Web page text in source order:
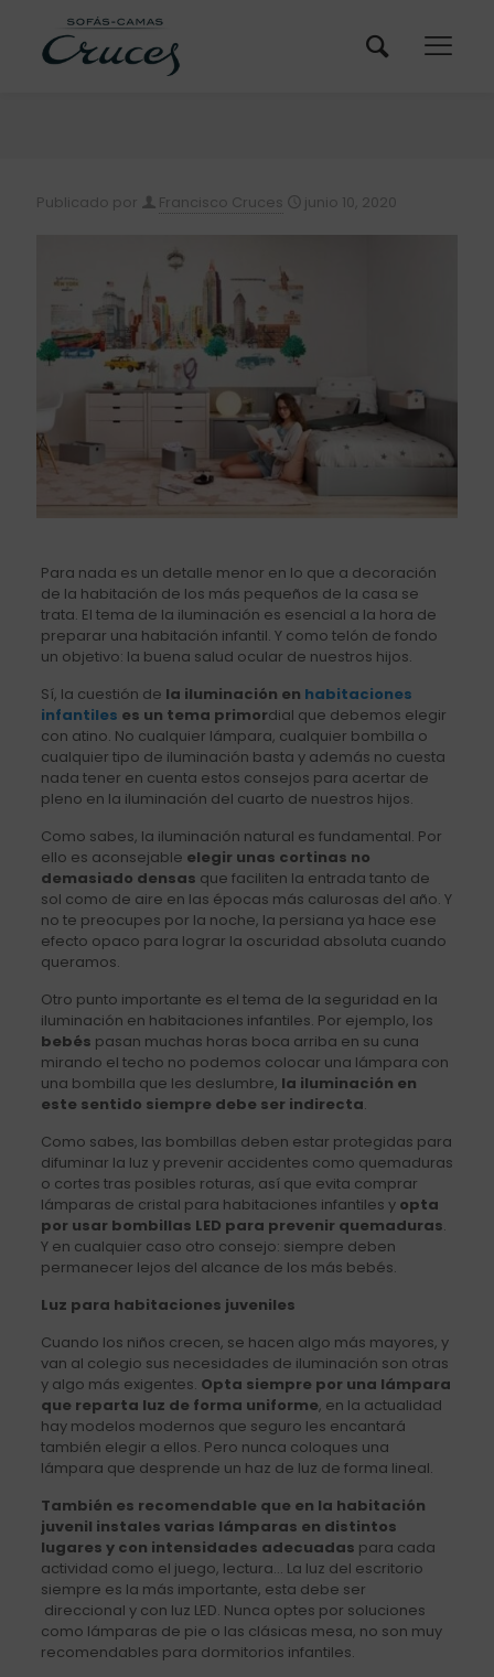
Publicado por Francisco Cruces junio 10, 2020
Para nada es un detalle menor en lo que a decoración
de la habitación de los más pequeños de la casa se
trata. El tema de la iluminación es esencial a la hora de
preparar una habitación infantil. Y como telón de fondo
un objetivo: la buena salud ocular de nuestros hijos.
Sí, la cuestión de la iluminación en habitaciones
infantiles es un tema primordial que debemos elegir
con atino. No cualquier lámpara, cualquier bombilla o
cualquier tipo de iluminación basta y además no cuesta
nada tener en cuenta estos consejos para acertar de
pleno en la iluminación del cuarto de nuestros hijos.
Como sabes, la iluminación natural es fundamental. Por
ello es aconsejable elegir unas cortinas no
demasiado densas que faciliten la entrada tanto de
sol como de aire en las épocas más calurosas del año. Y
no te preocupes por la noche, la persiana ya hace ese
efecto opaco para lograr la oscuridad absoluta cuando
queramos.
Otro punto importante es el tema de la seguridad en la
iluminación en habitaciones infantiles. Por ejemplo, los
bebés pasan muchas horas boca arriba en su cuna
mirando el techo no podemos colocar una lámpara con
una bombilla que les deslumbre, la iluminación en
este sentido siempre debe ser indirecta.
Como sabes, las bombillas deben estar protegidas para
difuminar la luz y prevenir accidentes como quemaduras
o cortes tras posibles roturas, así que evita comprar
lámparas de cristal para habitaciones infantiles y opta
por usar bombillas LED para prevenir quemaduras.
Y en cualquier caso otro consejo: siempre deben
permanecer lejos del alcance de los más bebés.
Luz para habitaciones juveniles
Cuando los niños crecen, se hacen algo más mayores, y
van al colegio sus necesidades de iluminación son otras
y algo más exigentes. Opta siempre por una lámpara
que reparta luz de forma uniforme, en la actualidad
hay modelos modernos que seguro les encantará
también elegir a ellos. Pero nunca coloques una
lámpara que desprende un haz de luz de forma lineal.
También es recomendable que en la habitación
juvenil instales varias lámparas en distintos
lugares y con intensidades adecuadas para cada
actividad como el juego, lectura… La luz del escritorio
siempre es la más importante, esta debe ser
direccional y con luz LED. Nunca optes por soluciones
como lámparas de pie o las clásicas mesa, no son muy
recomendables para dormitorios infantiles.